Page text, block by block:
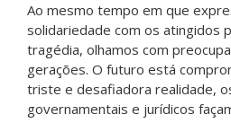
Ao mesmo tempo em que
solidariedade com os atingidos
tragédia, olhamos com
gerações. O futuro está
triste e desafiadora realidade,
governamentais e jurídicos